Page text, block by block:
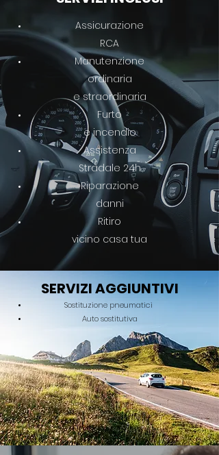
Assicurazione
RCA
Manutenzione
ordinaria
e straordinaria
Furto
e incendio
Assistenza
Stradale 24h
Riparazione
danni
Ritiro
vicino casa tua
SERVIZI AGGIUNTIVI
Sostituzione pneumatici
Auto sostitutiva